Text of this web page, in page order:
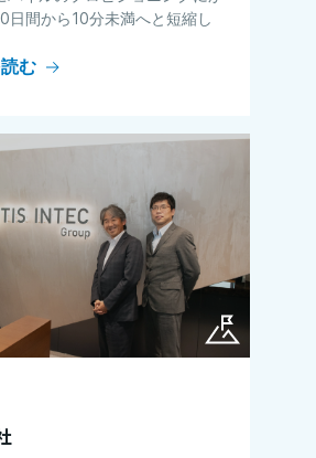
日間から10分未満へと短縮し
む